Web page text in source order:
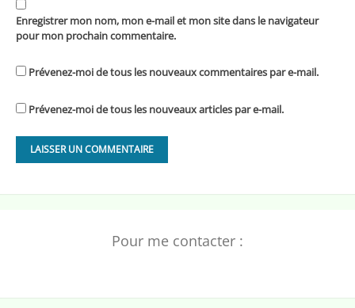
Enregistrer mon nom, mon e-mail et mon site dans le navigateur
pour mon prochain commentaire.
Prévenez-moi de tous les nouveaux commentaires par e-mail.
Prévenez-moi de tous les nouveaux articles par e-mail.
Pour me contacter :